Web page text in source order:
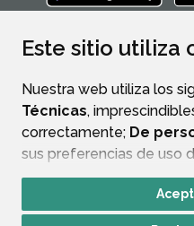
Este sitio utiliza
Nuestra web utiliza los
Técnicas,
correctamente; De
sus preferencias de uso
mejorar el
Si acepta pulsando el